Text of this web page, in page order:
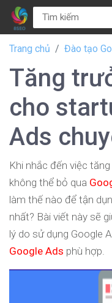
Trang chủ Đào tạo
Tăng
cho
Ads
Khi nhắc đến việc
không thể bỏ qua
làm thế nào để tận
nhất? Bài viết này sẽ
lý do sử dụng Google
Google Ads phù hợp.